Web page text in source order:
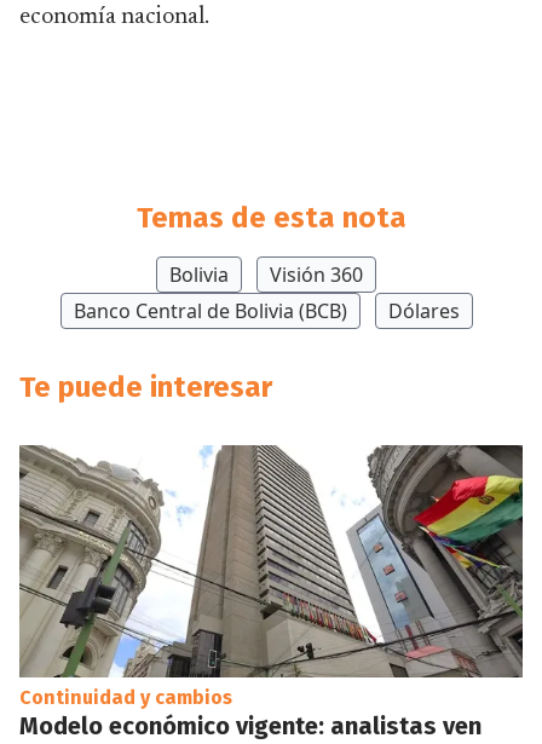
economía nacional.
Temas de esta nota
Bolivia
Visión 360
Banco Central de Bolivia (BCB)
Dólares
Te puede interesar
Continuidad y cambios
Modelo económico vigente: analistas ven